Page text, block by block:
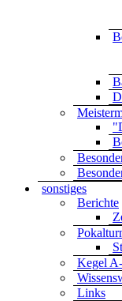
sonstiges
Berichte
Kegel
Links